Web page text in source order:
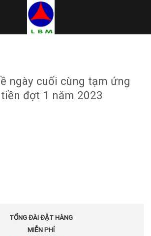
TỔNG ĐÀI ĐẶT HÀNG
MIỄN PHÍ
ngày cuối cùng tạm ứng
đợt 1 năm 2023